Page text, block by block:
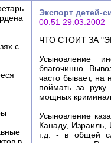
с
Экспорт детей-
00:51 29.03.2002
ЧТО СТОИТ ЗА
Усыновление
благочинно.
часто бывает, на
поймать за
мощных
Усыновление
Канаду,
т.д. - в общей